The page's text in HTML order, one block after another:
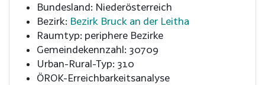
Bundesland: Niederösterreich
Bezirk: Bezirk Bruck an der Leitha
Raumtyp: periphere Bezirke
Gemeindekennzahl: 30709
Urban-Rural-Typ: 310
ÖROK-Erreichbarkeitsanalyse